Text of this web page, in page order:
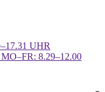
UHR
8.29–12.00